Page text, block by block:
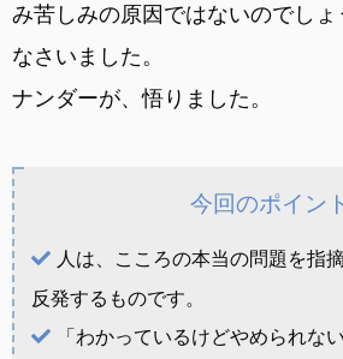
み苦しみの原因ではないのでし
なさいました。
ナンダーが、悟りました。
今回のポイン
人は、こころの本当の問題を指
反発するものです。
「わかっているけどやめられな